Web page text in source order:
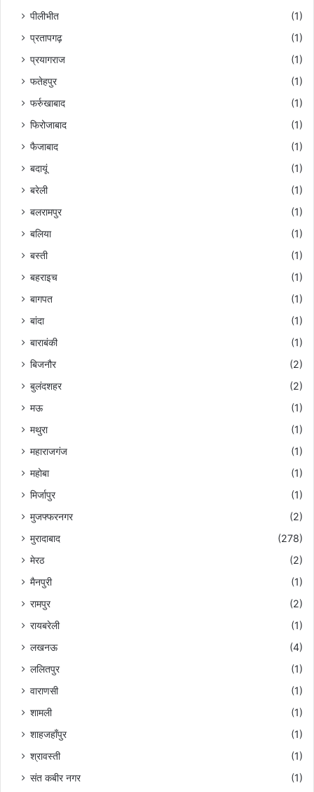
पीलीभीत
(1)
प्रतापगढ़
(1)
प्रयागराज
(1)
फतेहपुर
(1)
फर्रुखाबाद
(1)
फिरोजाबाद
(1)
फैजाबाद
(1)
बदायूं
(1)
बरेली
(1)
बलरामपुर
(1)
बलिया
(1)
बस्ती
(1)
बहराइच
(1)
बागपत
(1)
बांदा
(1)
बाराबंकी
(1)
बिजनौर
(2)
बुलंदशहर
(2)
मऊ
(1)
मथुरा
(1)
महाराजगंज
(1)
महोबा
(1)
मिर्जापुर
(1)
मुजफ्फरनगर
(2)
मुरादाबाद
(278)
मेरठ
(2)
मैनपुरी
(1)
रामपुर
(2)
रायबरेली
(1)
लखनऊ
(4)
ललितपुर
(1)
वाराणसी
(1)
शामली
(1)
शाहजहाँपुर
(1)
श्रावस्ती
(1)
संत कबीर नगर
(1)